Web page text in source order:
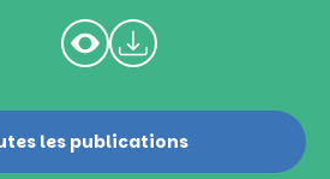
les publications